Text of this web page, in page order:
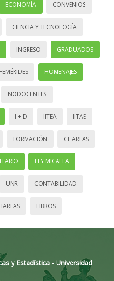
ECONOMÍA CONVENIOS
CIENCIA Y TECNOLOGÍA
INGRESO GRADUADOS
HOMENAJES
NODOCENTES
I + D IITEA IITAE
FORMACIÓN CHARLAS
LEY MICAELA
UNR CONTABILIDAD
LIBROS
y Estadística - Universidad